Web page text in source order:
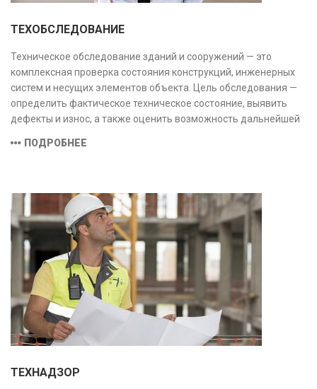
ТЕХОБСЛЕДОВАНИЕ
Техническое обследование зданий и сооружений — это
комплексная проверка состояния конструкций, инженерных
систем и несущих элементов объекта. Цель обследования —
определить фактическое техническое состояние, выявить
дефекты и износ, а также оценить возможность дальнейшей
ПОДРОБНЕЕ
ТЕХНАДЗОР